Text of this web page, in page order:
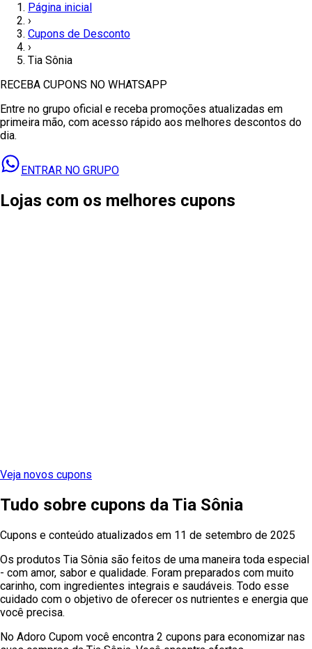
Página inicial
›
Cupons de Desconto
›
Tia Sônia
RECEBA CUPONS NO WHATSAPP
Entre no grupo oficial e receba promoções atualizadas em
primeira mão, com acesso rápido aos melhores descontos do
dia.
ENTRAR NO GRUPO
Lojas com os melhores cupons
Veja novos cupons
Tudo sobre cupons da Tia Sônia
Cupons e conteúdo atualizados em 11 de setembro de 2025
Os produtos Tia Sônia são feitos de uma maneira toda especial
- com amor, sabor e qualidade. Foram preparados com muito
carinho, com ingredientes integrais e saudáveis. Todo esse
cuidado com o objetivo de oferecer os nutrientes e energia que
você precisa.
No Adoro Cupom você encontra 2 cupons para economizar nas